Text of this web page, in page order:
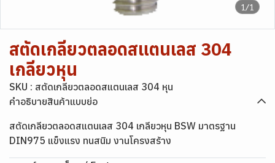
1/1
สตัดเกลียวตลอดสแตนเลส 304
เกลียวหุน
SKU : สตัดเกลียวตลอดสแตนเลส 304 หุน
คำอธิบายสินค้าแบบย่อ
สตัดเกลียวตลอดสแตนเลส 304 เกลียวหุน BSW มาตรฐาน
DIN975 แข็งแรง ทนสนิม งานโครงสร้าง